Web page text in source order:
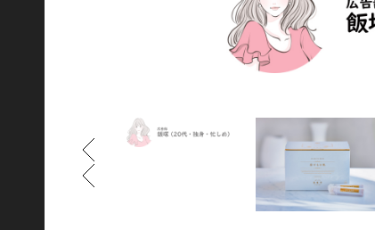
もどる